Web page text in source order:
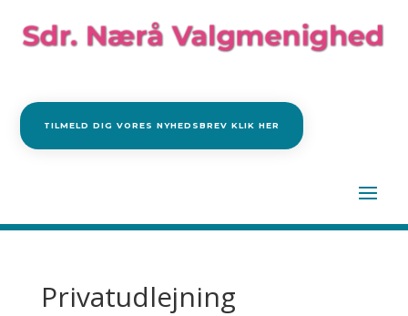
TILMELD DIG VORES NYHEDSBREV KLIK HER
Privatudlejning